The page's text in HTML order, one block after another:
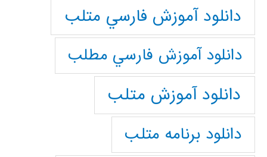
دانلود آموزش فارسي متلب
دانلود آموزش فارسي مطلب
دانلود آموزش متلب
دانلود برنامه متلب